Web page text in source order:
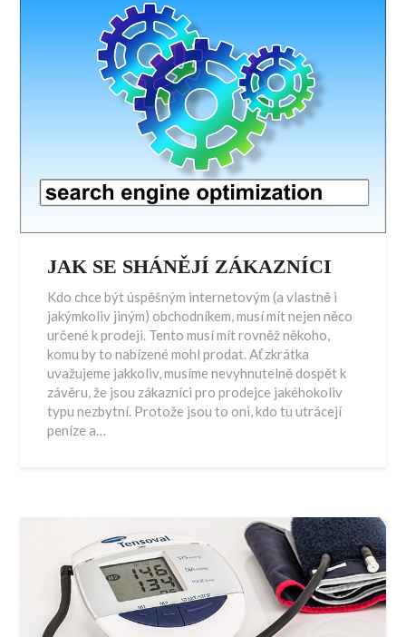
JAK SE SHÁNĚJÍ ZÁKAZNÍCI
Kdo chce být úspěšným internetovým (a vlastně i
jakýmkoliv jiným) obchodníkem, musí mít nejen něco
určené k prodeji. Tento musí mít rovněž někoho,
komu by to nabízené mohl prodat. Ať zkrátka
uvažujeme jakkoliv, musíme nevyhnutelně dospět k
závěru, že jsou zákazníci pro prodejce jakéhokoliv
typu nezbytní. Protože jsou to oni, kdo tu utrácejí
peníze a…